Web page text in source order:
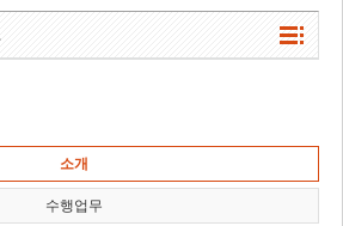
소개
수행업무